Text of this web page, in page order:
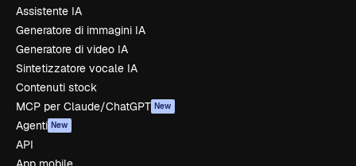
Assistente IA
Generatore di immagini IA
Generatore di video IA
Sintetizzatore vocale IA
Contenuti stock
MCP per Claude/ChatGPT New
Agenti New
API